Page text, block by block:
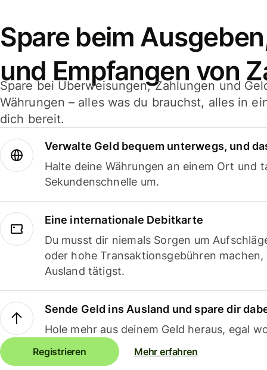
Spare beim
und Empfangen von
Spare bei Überweisungen, Zahlungen und
Währungen – alles was du brauchst, alles in
dich bereit.
Verwalte Geld bequem unterwegs, und
Halte deine Währungen an einem Ort und
Sekundenschnelle um.
Eine internationale Debitkarte
Du musst dir niemals Sorgen um
oder hohe Transaktionsgebühren
Ausland tätigst.
Sende Geld ins Ausland und spare dir
Hole mehr aus deinem Geld heraus, egal
Registrieren Mehr erfahren